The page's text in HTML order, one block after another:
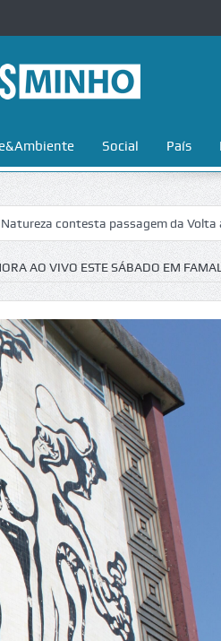
Social País
passagem da Volta a Portugal
AO VIVO ESTE SÁBADO EM